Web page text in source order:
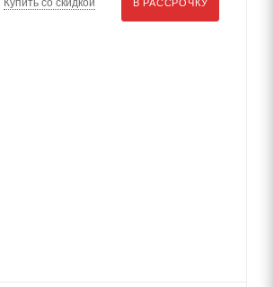
Купить со скидкой В РАССРОЧКУ